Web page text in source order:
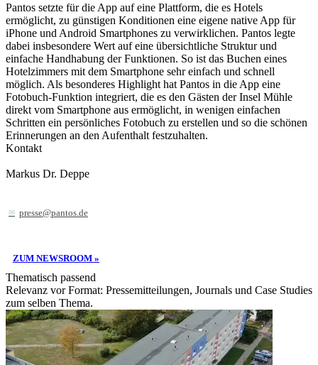
Pantos setzte für die App auf eine Plattform, die es Hotels
ermöglicht, zu günstigen Konditionen eine eigene native App für
iPhone und Android Smartphones zu verwirklichen. Pantos legte
dabei insbesondere Wert auf eine übersichtliche Struktur und
einfache Handhabung der Funktionen. So ist das Buchen eines
Hotelzimmers mit dem Smartphone sehr einfach und schnell
möglich. Als besonderes Highlight hat Pantos in die App eine
Fotobuch-Funktion integriert, die es den Gästen der Insel Mühle
direkt vom Smartphone aus ermöglicht, in wenigen einfachen
Schritten ein persönliches Fotobuch zu erstellen und so die schönen
Erinnerungen an den Aufenthalt festzuhalten.
Kontakt
Markus Dr. Deppe
presse@pantos.de
ZUM NEWSROOM »
Thematisch passend
Relevanz vor Format: Pressemitteilungen, Journals und Case Studies
zum selben Thema.